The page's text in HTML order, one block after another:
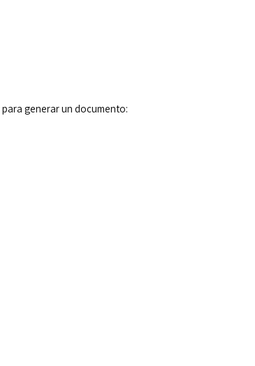
para generar un documento: